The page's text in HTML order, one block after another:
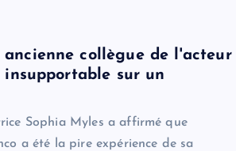
ancienne collègue de l'acteur
insupportable sur un
Sophia Myles a affirmé que
a été la pire expérience de sa